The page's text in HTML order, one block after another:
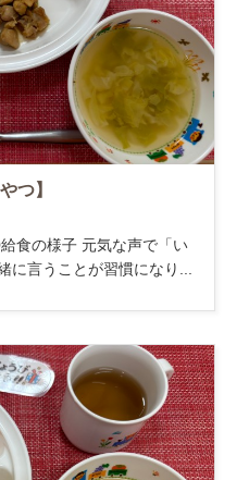
つ】
食の様子 元気な声で「い
に言うことが習慣になり...